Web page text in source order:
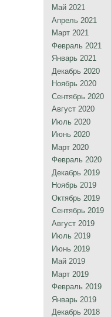
Май 2021
Апрель 2021
Март 2021
Февраль 2021
Январь 2021
Декабрь 2020
Ноябрь 2020
Сентябрь 2020
Август 2020
Июль 2020
Июнь 2020
Март 2020
Февраль 2020
Декабрь 2019
Ноябрь 2019
Октябрь 2019
Сентябрь 2019
Август 2019
Июль 2019
Июнь 2019
Май 2019
Март 2019
Февраль 2019
Январь 2019
Декабрь 2018